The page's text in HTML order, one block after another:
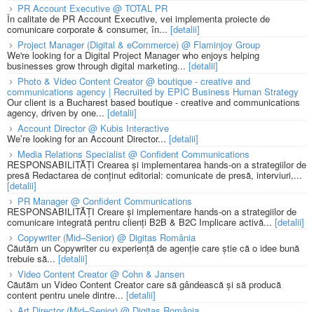
PR Account Executive @ TOTAL PR
În calitate de PR Account Executive, vei implementa proiecte de
comunicare corporate & consumer, în... [detalii]
Project Manager (Digital & eCommerce) @ Flaminjoy Group
We're looking for a Digital Project Manager who enjoys helping
businesses grow through digital marketing... [detalii]
Photo & Video Content Creator @ boutique - creative and
communications agency | Recruited by EPIC Business Human Strategy
Our client is a Bucharest based boutique - creative and communications
agency, driven by one... [detalii]
Account Director @ Kubis Interactive
We’re looking for an Account Director... [detalii]
Media Relations Specialist @ Confident Communications
RESPONSABILITĂȚI Crearea și implementarea hands-on a strategiilor de
presă Redactarea de conținut editorial: comunicate de presă, interviuri,...
[detalii]
PR Manager @ Confident Communications
RESPONSABILITĂȚI Creare și implementare hands-on a strategiilor de
comunicare integrată pentru clienți B2B & B2C Implicare activă... [detalii]
Copywriter (Mid–Senior) @ Digitas România
Căutăm un Copywriter cu experiență de agenție care știe că o idee bună
trebuie să... [detalii]
Video Content Creator @ Cohn & Jansen
Căutăm un Video Content Creator care să gândească și să producă
content pentru unele dintre... [detalii]